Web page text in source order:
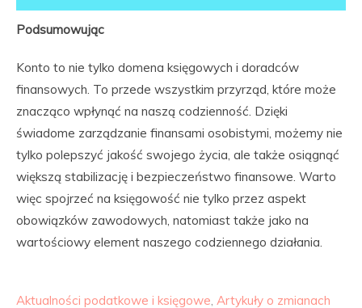
Podsumowując
Konto to nie tylko domena księgowych i doradców
finansowych. To przede wszystkim przyrząd, które może
znacząco wpłynąć na naszą codzienność. Dzięki
świadome zarządzanie finansami osobistymi, możemy nie
tylko polepszyć jakość swojego życia, ale także osiągnąć
większą stabilizację i bezpieczeństwo finansowe. Warto
więc spojrzeć na księgowość nie tylko przez aspekt
obowiązków zawodowych, natomiast także jako na
wartościowy element naszego codziennego działania.
Aktualności podatkowe i księgowe, Artykuły o zmianach